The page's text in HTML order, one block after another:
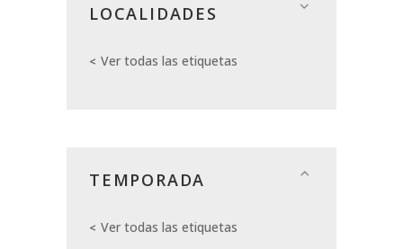
LOCALIDADES
Ver todas las etiquetas
TEMPORADA
Ver todas las etiquetas